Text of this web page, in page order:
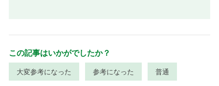
この記事はいかがでしたか？
大変参考になった 参考になった 普通